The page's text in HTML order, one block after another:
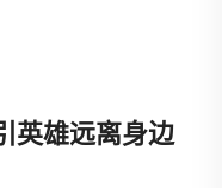
英雄远离身边